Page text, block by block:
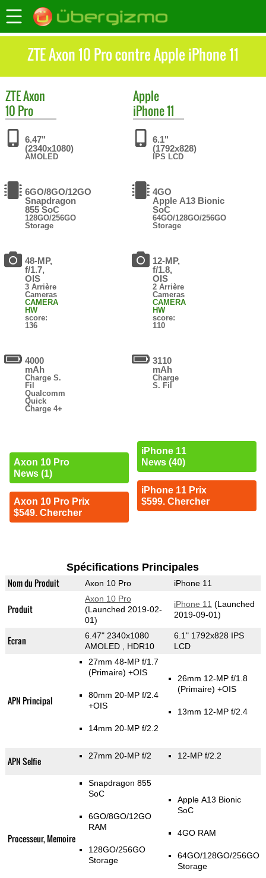
ZTE Axon 10 Pro contre Apple iPhone 11
ZTEAxon
10 Pro
6.47"
(2340x1080)
AMOLED
6GO/8GO/12GO
Snapdragon
855 SoC
128GO/256GO
Storage
48-MP,
f/1.7,
OIS
3 Arrière
Cameras
CAMERA
HW
score:
136
4000
mAh
Charge S.
Fil
Qualcomm
Quick
Charge 4+
Axon 10 Pro
News (1)
Axon 10 Pro Prix
$549. Chercher
Apple
iPhone 11
6.1"
(1792x828)
IPS LCD
4GO
Apple A13 Bionic
SoC
64GO/128GO/256GO
Storage
12-MP,
f/1.8,
OIS
2 Arrière
Cameras
CAMERA
HW
score:
110
3110
mAh
Charge
S. Fil
iPhone 11
News (40)
iPhone 11 Prix
$599. Chercher
Spécifications Principales
Nom du Produit Axon 10 Pro iPhone 11
Produit
Axon 10 Pro
(Launched 2019-02-
01)
iPhone 11 (Launched
2019-09-01)
Ecran
6.47" 2340x1080
AMOLED , HDR10
6.1" 1792x828 IPS
LCD
APN Principal
27mm 48-MP f/1.7
(Primaire) +OIS
80mm 20-MP f/2.4
+OIS
14mm 20-MP f/2.2
26mm 12-MP f/1.8
(Primaire) +OIS
13mm 12-MP f/2.4
APN Selfie 27mm 20-MP f/2 12-MP f/2.2
Processeur, Memoire
Snapdragon 855
SoC
6GO/8GO/12GO
RAM
128GO/256GO
Storage
Apple A13 Bionic
SoC
4GO RAM
64GO/128GO/256GO
Storage